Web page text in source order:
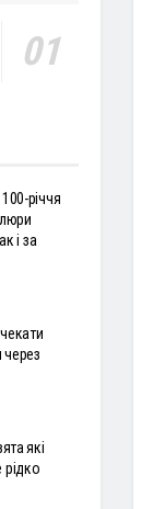
річчя
і за
через
які